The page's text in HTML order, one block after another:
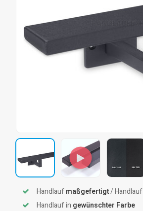
Handlaufmaßgefertigt/ Handlauf
Handlauf in gewünschter Farbe